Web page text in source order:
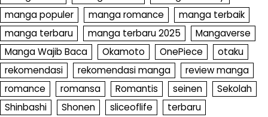
manga populer
manga romance
manga terbaik
manga terbaru
manga terbaru 2025
Mangaverse
Manga Wajib Baca
Okamoto OnePiece
otaku
rekomendasi
rekomendasi manga
review manga
romance
romansa Romantis seinen
Sekolah
Shinbashi
Shonen sliceoflife
terbaru